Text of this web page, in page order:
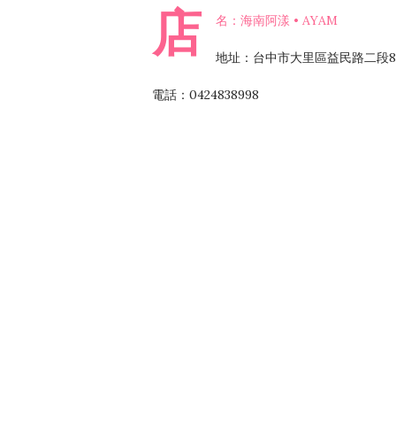
店 名：海南阿漾 • AYAM
地址：台中市大里區益民路二段
電話：0424838998